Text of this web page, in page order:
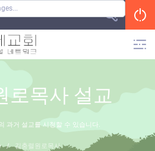
로목사 설교
과거 설교를 시청할 수 있습니다.
/ 김충렬원로목사